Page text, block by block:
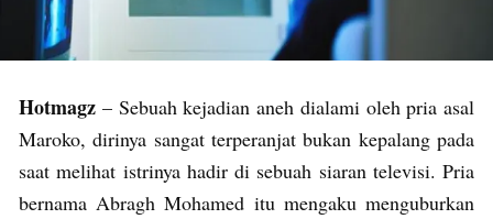
Hotmagz – Sebuah kejadian aneh dialami oleh pria asal
Maroko, dirinya sangat terperanjat bukan kepalang pada
saat melihat istrinya hadir di sebuah siaran televisi. Pria
bernama Abragh Mohamed itu mengaku menguburkan